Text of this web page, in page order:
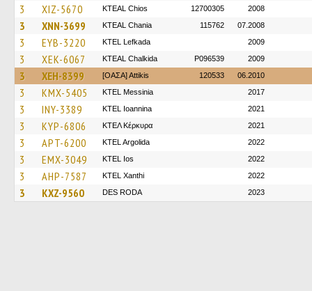
3 XIZ-5670 KTEAL Chios 12700305 2008
3 XNN-3699 KTEAL Chania 115762 07.2008
3 EYB-3220 KTEL Lefkada 2009
3 XEK-6067 KTEAL Chalkida P096539 2009
3 XEH-8399 [ΟΑΣΑ] Αttikis 120533 06.2010
3 KMX-5405 KTEL Messinia 2017
3 INY-3389 KTEL Ioannina 2021
3 KYP-6806 ΚΤΕΛ Κέρκυρα 2021
3 APT-6200 KTEL Argolida 2022
3 EMX-3049 KTEL Ios 2022
3 AHP-7587 KTEL Xanthi 2022
3 KXZ-9560 DES RODA 2023